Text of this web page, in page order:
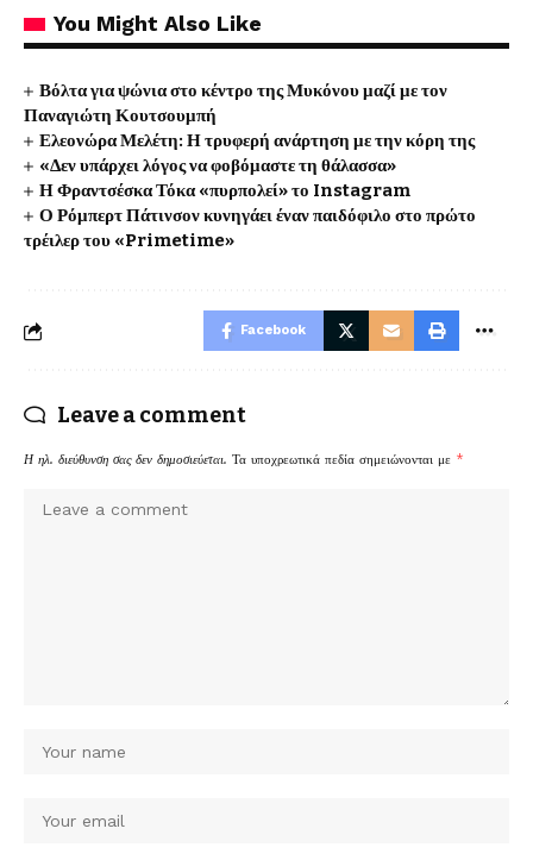
You Might Also Like
Βόλτα για ψώνια στο κέντρο της Μυκόνου μαζί με τον
Παναγιώτη Κουτσουμπή
Ελεονώρα Μελέτη: Η τρυφερή ανάρτηση με την κόρη της
«Δεν υπάρχει λόγος να φοβόμαστε τη θάλασσα»
Η Φραντσέσκα Τόκα «πυρπολεί» το Instagram
Ο Ρόμπερτ Πάτινσον κυνηγάει έναν παιδόφιλο στο πρώτο
τρέιλερ του «Primetime»
Facebook
Leave a comment
Η ηλ. διεύθυνση σας δεν δημοσιεύεται. Τα υποχρεωτικά πεδία σημειώνονται με *